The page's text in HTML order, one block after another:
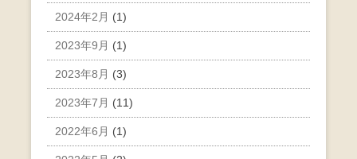
2024年2月 (1)
2023年9月 (1)
2023年8月 (3)
2023年7月 (11)
2022年6月 (1)